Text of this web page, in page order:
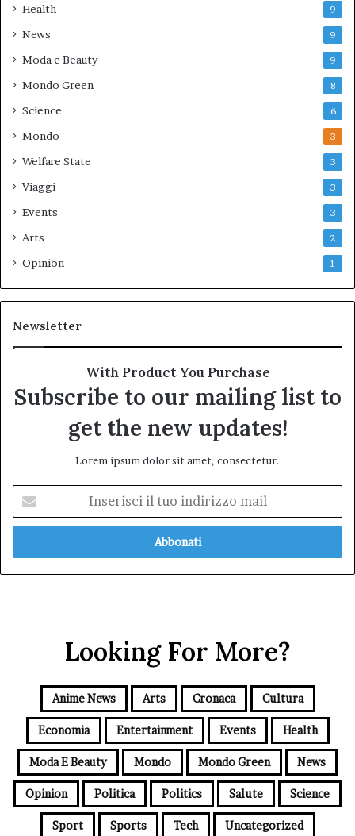
Health 9
News 9
Moda e Beauty 9
Mondo Green 8
Science 6
Mondo 3
Welfare State 3
Viaggi 3
Events 3
Arts 2
Opinion 1
Newsletter
With Product You Purchase
Subscribe to our mailing list to
get the new updates!
Lorem ipsum dolor sit amet, consectetur.
tuo
mail
Looking For More?
Anime News Arts Cronaca Cultura
Economia Entertainment Events Health
Moda E Beauty Mondo Mondo Green News
Opinion Politica Politics Salute Science
Sport Sports Tech Uncategorized